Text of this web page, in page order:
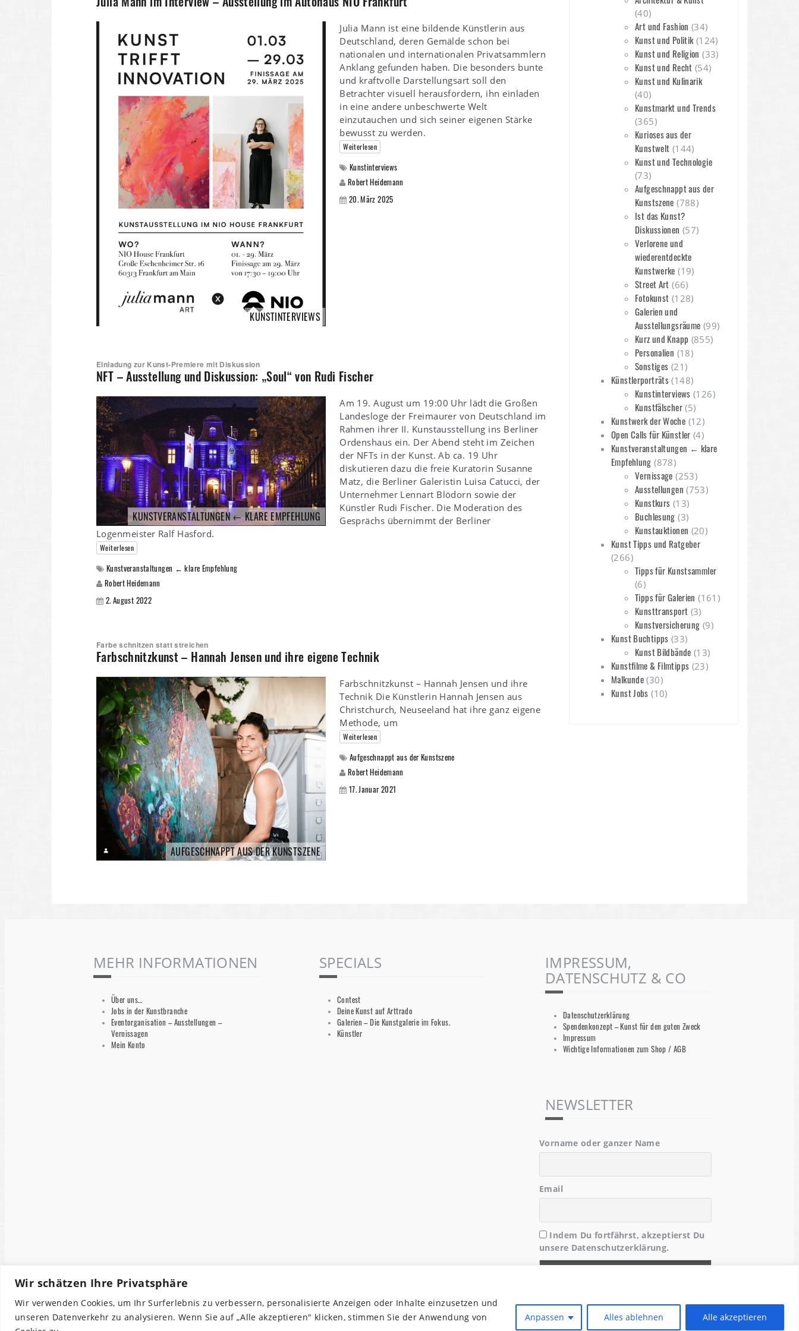
Wir schätzen Ihre Privatsphäre
Wir verwenden Cookies, um Ihr Surferlebnis zu verbessern, personalisierte Anzeigen oder Inhalte einzusetzen und
unseren Datenverkehr zu analysieren. Wenn Sie auf „Alle akzeptieren" klicken, stimmen Sie der Anwendung von
Anpassen Alles ablehnen Alle akzeptieren
KUNSTINTERVIEWS
Julia Mann ist eine bildende Künstlerin aus
Deutschland, deren Gemälde schon bei
nationalen und internationalen Privatsammlern
Anklang gefunden haben. Die besonders bunte
und kraftvolle Darstellungsart soll den
Betrachter visuell herausfordern, ihn einladen
in eine andere unbeschwerte Welt
einzutauchen und sich seiner eigenen Stärke
bewusst zu werden.
Weiterlesen
Kunstinterviews
Robert Heidemann
20. März 2025
Einladung zur Kunst-Premiere mit Diskussion
NFT – Ausstellung und Diskussion: „Soul“ von Rudi Fischer
KUNSTVERANSTALTUNGEN ← KLARE EMPFEHLUNG
Am 19. August um 19:00 Uhr lädt die Großen
Landesloge der Freimaurer von Deutschland im
Rahmen ihrer II. Kunstausstellung ins Berliner
Ordenshaus ein. Der Abend steht im Zeichen
der NFTs in der Kunst. Ab ca. 19 Uhr
diskutieren dazu die freie Kuratorin Susanne
Matz, die Berliner Galeristin Luisa Catucci, der
Unternehmer Lennart Blödorn sowie der
Künstler Rudi Fischer. Die Moderation des
Gesprächs übernimmt der Berliner
Logenmeister Ralf Hasford.
Weiterlesen
Kunstveranstaltungen ← klare Empfehlung
Robert Heidemann
2. August 2022
Farbe schnitzen statt streichen
Farbschnitzkunst – Hannah Jensen und ihre eigene Technik
AUFGESCHNAPPT AUS DER KUNSTSZENE
Farbschnitzkunst – Hannah Jensen und ihre
Technik Die Künstlerin Hannah Jensen aus
Christchurch, Neuseeland hat ihre ganz eigene
Methode, um
Weiterlesen
Aufgeschnappt aus der Kunstszene
Robert Heidemann
17. Januar 2021
(40)
Art und Fashion (34)
Kunst und Politik(124)
Kunst und Religion (33)
Kunst und Recht (54)
Kunst und Kulinarik
(40)
Kunstmarkt und Trends
(365)
Kurioses aus der
Kunstwelt (144)
Kunst und Technologie
(73)
Aufgeschnappt aus der
Kunstszene (788)
Ist das Kunst?
Diskussionen (57)
Verlorene und
wiederentdeckte
Kunstwerke (19)
Street Art (66)
Fotokunst (128)
Galerien und
Ausstellungsräume (99)
Kurz und Knapp (855)
Personalien (18)
Sonstiges (21)
Künstlerporträts (148)
Kunstinterviews (126)
Kunstfälscher(5)
Kunstwerk der Woche (12)
Open Calls für Künstler (4)
Kunstveranstaltungen ← klare
Empfehlung (878)
Vernissage (253)
Ausstellungen (753)
Kunstkurs (13)
Buchlesung (3)
Kunstauktionen (20)
Kunst Tipps und Ratgeber
(266)
Tipps für Kunstsammler
(6)
Tipps für Galerien (161)
Kunsttransport (3)
Kunstversicherung (9)
Kunst Buchtipps (33)
Kunst Bildbände (13)
Kunstfilme & Filmtipps (23)
Malkunde (30)
Kunst Jobs (10)
MEHR INFORMATIONEN
Über uns…
Jobs in der Kunstbranche
Eventorganisation – Ausstellungen –
Vernissagen
Mein Konto
SPECIALS
Contest
Deine Kunst auf Arttrado
Galerien – Die Kunstgalerie im Fokus.
Künstler
IMPRESSUM,
DATENSCHUTZ & CO
Datenschutzerklärung
Spendenkonzept – Kunst für den guten Zweck
Impressum
Wichtige Informationen zum Shop / AGB
NEWSLETTER
Vorname oder ganzer Name
Email
Indem Du fortfährst, akzeptierst Du
unsere Datenschutzerklärung.